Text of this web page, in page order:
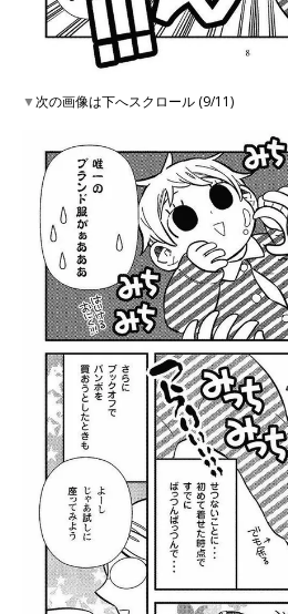
▼次の画像は下へスクロール (9/11)